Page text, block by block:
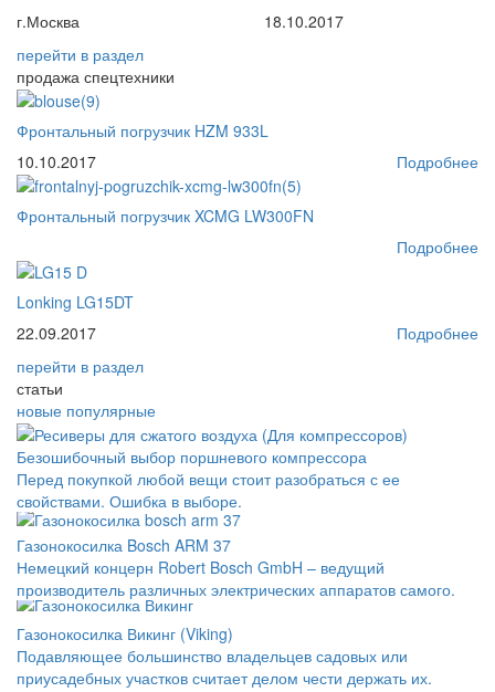
г.Москва
18.10.2017
перейти в раздел
продажа спецтехники
Фронтальный погрузчик HZM 933L
10.10.2017
Подробнее
Фронтальный погрузчик XCMG LW300FN
Подробнее
Lonking LG15DT
22.09.2017
Подробнее
перейти в раздел
статьи
новые популярные
Безошибочный выбор поршневого компрессора
Перед покупкой любой вещи стоит разобраться с ее
свойствами. Ошибка в выборе.
Газонокосилка Bosch ARM 37
Немецкий концерн Robert Bosch GmbH – ведущий
производитель различных электрических аппаратов самого.
Газонокосилка Викинг (Viking)
Подавляющее большинство владельцев садовых или
приусадебных участков считает делом чести держать их.